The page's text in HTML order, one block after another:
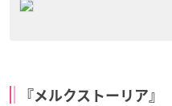
『メルクストーリア』